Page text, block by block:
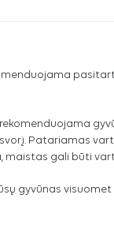
Patariamas
maistas gali būti
gyvūnas